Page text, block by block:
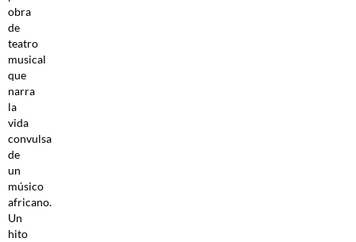
obra
de
teatro
musical
que
narra
la
vida
convulsa
de
un
músico
africano.
Un
hito